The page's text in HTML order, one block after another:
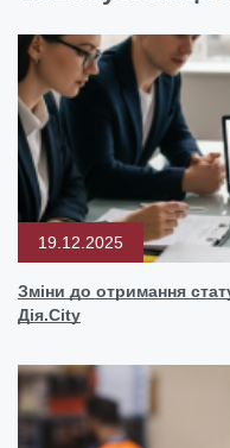
19.12.2025
Зміни до отримання
Дія.City